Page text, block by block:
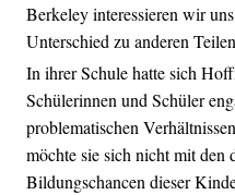
Berkeley interessieren wir
Unterschied zu anderen
In ihrer Schule hatte sich
Schülerinnen und Schüler
problematischen
möchte sie sich nicht mit den
Bildungschancen dieser